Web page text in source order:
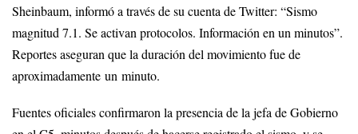
Sheinbaum, informó a través de su cuenta de Twitter: “Sismo
magnitud 7.1. Se activan protocolos. Información en un minutos”.
Reportes aseguran que la duración del movimiento fue de
aproximadamente un minuto.
Fuentes oficiales confirmaron la presencia de la jefa de Gobierno